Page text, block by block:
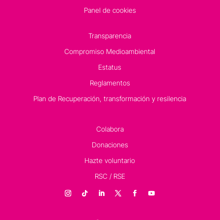
Panel de cookies
Transparencia
Compromiso Medioambiental
Estatus
Reglamentos
Plan de Recuperación, transformación y resilencia
Colabora
Donaciones
Hazte voluntario
RSC / RSE